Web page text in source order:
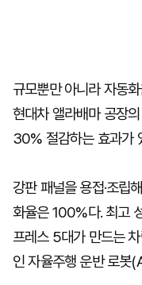
규모뿐만 아니라 자동
현대차 앨라배마 공장
30% 절감하는 효과가
강판 패널을 용접·조립
화율은 100%다. 최고
프레스 5대가 만드는
인 자율주행 운반 로봇